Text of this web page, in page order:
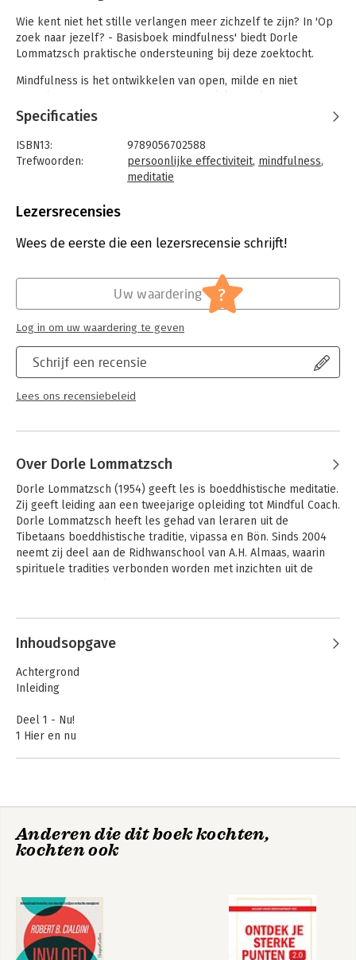
Wie kent niet het stille verlangen meer zichzelf te zijn? In 'Op
zoek naar jezelf? - Basisboek mindfulness' biedt Dorle
Lommatzsch praktische ondersteuning bij deze zoektocht.
Mindfulness is het ontwikkelen van open, milde en niet
mindfulness kan iedereen leren de aandacht bewust in het hier
en nu te brengen. Dat levert zowel ontspanning als inzicht op.
Het boek leert je hoe je kunt mediteren, hoe je in het dagelijks
leven helder gewaarzijn kunt bewaren en hoe je, dankzij
doorbreken. De auteur wijst daarbij op het belang van relaties.
In de ontmoeting met anderen kunnen we onze authenticiteit
meer ruimte leren geven, waardoor we juist in het samenzijn
tot bloei komen.
Dit boek bevat een audio-cd met geleide meditatie-oefeningen.
Specificaties
ISBN13:
9789056702588
Trefwoorden:
persoonlijke effectiviteit, mindfulness,
meditatie
Bindwijze:
Uitgever:
Asoka
Hoofdrubriek: Persoonlijke effectiviteit
Lezersrecensies
Wees de eerste die een lezersrecensie schrijft!
Schrijf een recensie
Lees ons recensiebeleid
Uw waardering ?
Log in om uw waardering te geven
Over Dorle Lommatzsch
Dorle Lommatzsch (1954) geeft les is boeddhistische meditatie.
Zij geeft leiding aan een tweejarige opleiding tot Mindful Coach.
Dorle Lommatzsch heeft les gehad van leraren uit de
Tibetaans boeddhistische traditie, vipassa en Bön. Sinds 2004
neemt zij deel aan de Ridhwanschool van A.H. Almaas, waarin
spirituele tradities verbonden worden met inzichten uit de
Inhoudsopgave
Achtergrond
Inleiding
Deel 1 - Nu!
1 Hier en nu
5 Het lichaam
6 Zelfonderzoek
Deel 3 - Thuiskomen
8 Relaties
Dankwoord
Anderen die dit boek kochten,
kochten ook